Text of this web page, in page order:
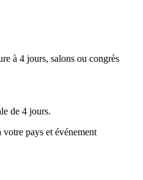
à 4 jours, salons ou congrès
de 4 jours.
pays et événement